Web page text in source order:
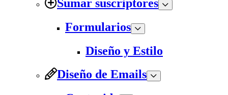
Sumar suscriptores
Formularios
Diseño y Estilo
Diseño de Emails